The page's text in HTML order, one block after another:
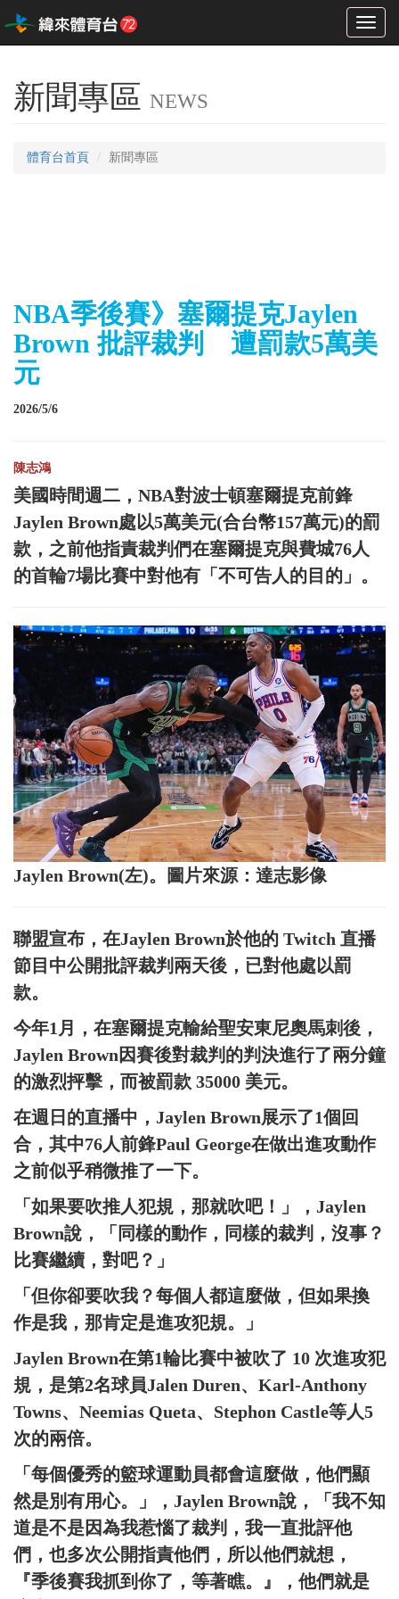
Toggle
新聞專區 NEWS
體育台首頁 新聞專區
NBA季後賽》塞爾提克Jaylen
Brown 批評裁判 遭罰款5萬美
元
2026/5/6
陳志鴻
美國時間週二，NBA對波士頓塞爾提克前鋒
Jaylen Brown處以5萬美元(合台幣157萬元)的罰
款，之前他指責裁判們在塞爾提克與費城76人
的首輪7場比賽中對他有「不可告人的目的」。
Jaylen Brown(左)。圖片來源：達志影像
聯盟宣布，在Jaylen Brown於他的 Twitch 直播
節目中公開批評裁判兩天後，已對他處以罰
款。
今年1月，在塞爾提克輸給聖安東尼奧馬刺後，
Jaylen Brown因賽後對裁判的判決進行了兩分鐘
的激烈抨擊，而被罰款 35000 美元。
在週日的直播中，Jaylen Brown展示了1個回
合，其中76人前鋒Paul George在做出進攻動作
之前似乎稍微推了一下。
「如果要吹推人犯規，那就吹吧！」，Jaylen
Brown說，「同樣的動作，同樣的裁判，沒事？
比賽繼續，對吧？」
「但你卻要吹我？每個人都這麼做，但如果換
作是我，那肯定是進攻犯規。」
Jaylen Brown在第1輪比賽中被吹了 10 次進攻犯
規，是第2名球員Jalen Duren、Karl-Anthony
Towns、Neemias Queta、Stephon Castle等人5
次的兩倍。
「每個優秀的籃球運動員都會這麼做，他們顯
然是別有用心。」，Jaylen Brown說，「我不知
道是不是因為我惹惱了裁判，我一直批評他
們，也多次公開指責他們，所以他們就想，
『季後賽我抓到你了，等著瞧。』，他們就是